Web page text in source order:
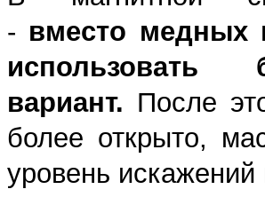
- вместо медных
вариант. После
более открыто,
уровень